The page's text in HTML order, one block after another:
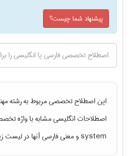
پیشنهاد شما چیست؟
این اصطلاح تخصصی مربوط به رشته
اصطلاحات انگلیسی مشابه با واژه
systemو معنی فارسی آنها در لیست